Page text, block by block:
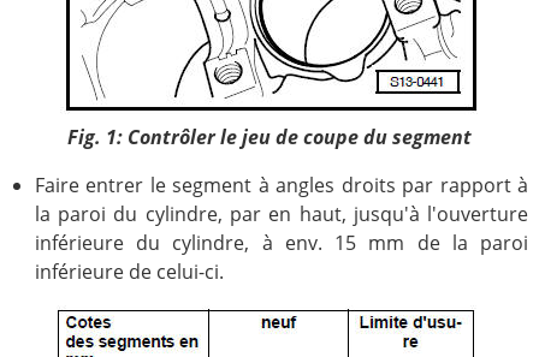
Fig. 1: Contrôler le jeu de coupe du segment
Faire entrer le segment à angles droits par rapport à
la paroi du cylindre, par en haut, jusqu'à l'ouverture
inférieure du cylindre, à env. 15 mm de la paroi
inférieure de celui-ci.